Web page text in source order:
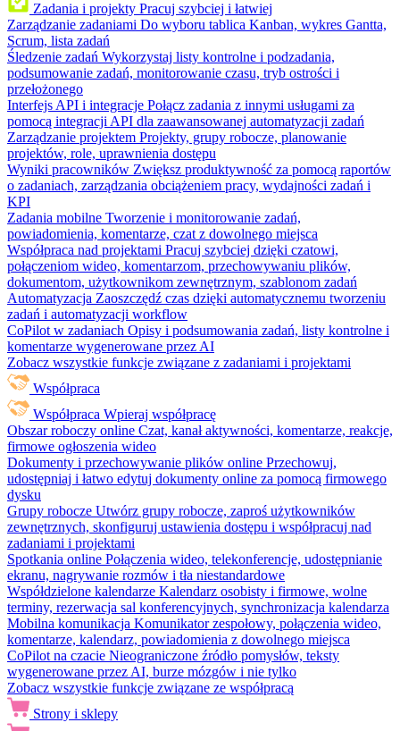
Zadania i projekty Pracuj szybciej i łatwiej
Zarządzanie zadaniami Do wyboru tablica Kanban, wykres Gantta,
Scrum, lista zadań
Śledzenie zadań Wykorzystaj listy kontrolne i podzadania,
podsumowanie zadań, monitorowanie czasu, tryb ostrości i
przełożonego
Interfejs API i integracje Połącz zadania z innymi usługami za
pomocą integracji API dla zaawansowanej automatyzacji zadań
Zarządzanie projektem Projekty, grupy robocze, planowanie
projektów, role, uprawnienia dostępu
Wyniki pracowników Zwiększ produktywność za pomocą raportów
o zadaniach, zarządzania obciążeniem pracy, wydajności zadań i
KPI
Zadania mobilne Tworzenie i monitorowanie zadań,
powiadomienia, komentarze, czat z dowolnego miejsca
Współpraca nad projektami Pracuj szybciej dzięki czatowi,
połączeniom wideo, komentarzom, przechowywaniu plików,
dokumentom, użytkownikom zewnętrznym, szablonom zadań
Automatyzacja Zaoszczędź czas dzięki automatycznemu tworzeniu
zadań i automatyzacji workflow
CoPilot w zadaniach Opisy i podsumowania zadań, listy kontrolne i
komentarze wygenerowane przez AI
Zobacz wszystkie funkcje związane z zadaniami i projektami
Współpraca
Współpraca Wpieraj współpracę
Obszar roboczy online Czat, kanał aktywności, komentarze, reakcje,
firmowe ogłoszenia wideo
Dokumenty i przechowywanie plików online Przechowuj,
udostępniaj i łatwo edytuj dokumenty online za pomocą firmowego
dysku
Grupy robocze Utwórz grupy robocze, zaproś użytkowników
zewnętrznych, skonfiguruj ustawienia dostępu i współpracuj nad
zadaniami i projektami
Spotkania online Połączenia wideo, telekonferencje, udostępnianie
ekranu, nagrywanie rozmów i tła niestandardowe
Współdzielone kalendarze Kalendarz osobisty i firmowe, wolne
terminy, rezerwacja sal konferencyjnych, synchronizacja kalendarza
Mobilna komunikacja Komunikator zespołowy, połączenia wideo,
komentarze, kalendarz, powiadomienia z dowolnego miejsca
CoPilot na czacie Nieograniczone źródło pomysłów, teksty
wygenerowane przez AI, burze mózgów i nie tylko
Zobacz wszystkie funkcje związane ze współpracą
Strony i sklepy